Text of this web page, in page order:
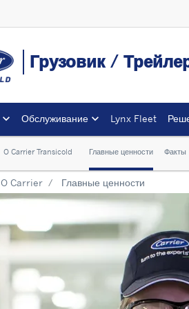
Грузовик /
Обслуживание Lynx Fleet
O Carrier Transicold Главные ценности Факты
O Carrier Главные ценности